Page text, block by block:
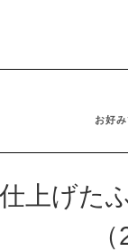
お好
上げた